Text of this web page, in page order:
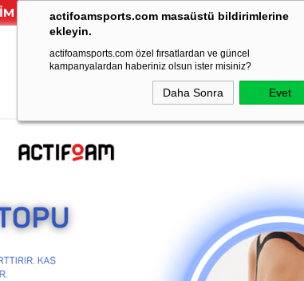
Mini Foam Roller HEDİYE!
actifoamsports.com masaüstü bildirimlerine
ekleyin.
actifoamsports.com özel fırsatlardan ve güncel
kampanyalardan haberiniz olsun ister misiniz?
Daha Sonra Evet
Tüm Ürünler Egzersizler